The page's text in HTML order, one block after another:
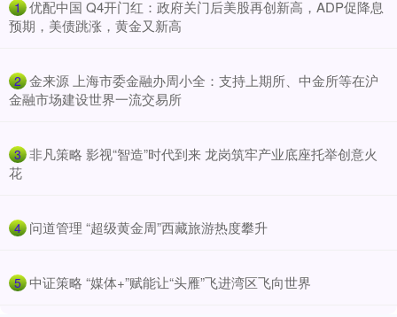
1 ​优配中国 Q4开门红：政府关门后美股再创新高，ADP促降息
预期，美债跳涨，黄金又新高
2 ​金来源 上海市委金融办周小全：支持上期所、中金所等在沪
金融市场建设世界一流交易所
3 ​非凡策略 影视“智造”时代到来 龙岗筑牢产业底座托举创意火
花
4 ​问道管理 “超级黄金周”西藏旅游热度攀升
5 ​中证策略 “媒体+”赋能让“头雁”飞进湾区飞向世界